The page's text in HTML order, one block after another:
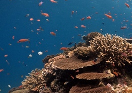
アクセス
Stay
News
コース/料金
予約
ブログ
よくある質問